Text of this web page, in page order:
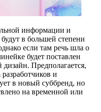
информации и
в большей степени
если там речь шла о
будет поставлен
Предполагается,
и
в новый суббренд, но
на временной или